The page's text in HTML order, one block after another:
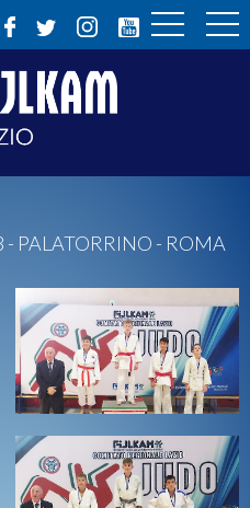
PALATORRINO - ROMA